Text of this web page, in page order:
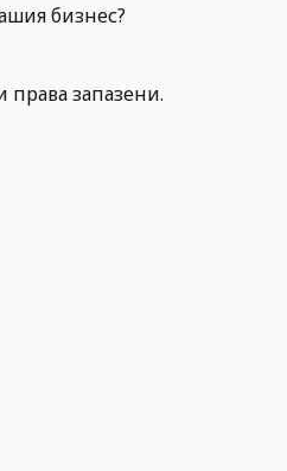
бизнес?
запазени.